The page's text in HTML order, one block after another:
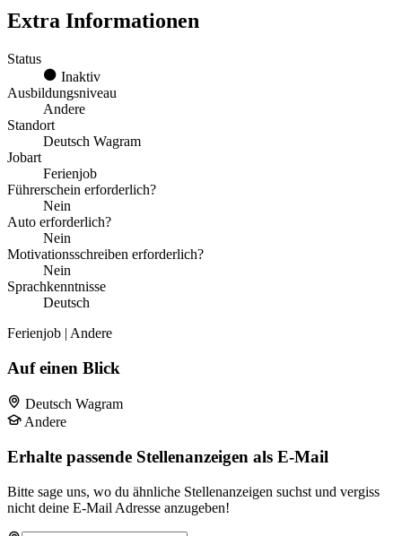
Extra Informationen
Status
Inaktiv
Ausbildungsniveau
Andere
Standort
Deutsch Wagram
Jobart
Ferienjob
Führerschein erforderlich?
Nein
Auto erforderlich?
Nein
Motivationsschreiben erforderlich?
Nein
Sprachkenntnisse
Deutsch
Ferienjob | Andere
Auf einen Blick
Deutsch Wagram
Andere
Erhalte passende Stellenanzeigen als E-Mail
Bitte sage uns, wo du ähnliche Stellenanzeigen suchst und vergiss
nicht deine E-Mail Adresse anzugeben!